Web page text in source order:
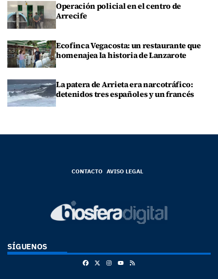
Operación policial en el centro de
Arrecife
Ecofinca Vegacosta: un restaurante que
homenajea la historia de Lanzarote
La patera de Arrieta era narcotráfico:
detenidos tres españoles y un francés
CONTACTO AVISO LEGAL
SÍGUENOS
FacebookInstagram